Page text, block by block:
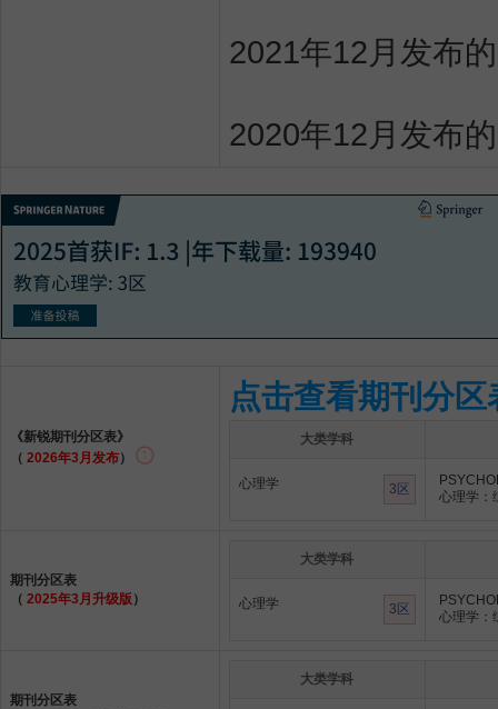
2021年12月发布
2020年12月发布
《新锐期刊分区表》
（ 2026年3月发布）
点击查看期刊分区
大类学科
心理学 3区
心理学：
期刊分区表
（ 2025年3月升级版 ）
大类学科
心理学 3区
心理学：
期刊分区表
大类学科